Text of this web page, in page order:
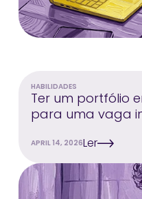
HABILIDADES
Ter um portfólio
para uma vaga
Ler
APRIL 14, 2026